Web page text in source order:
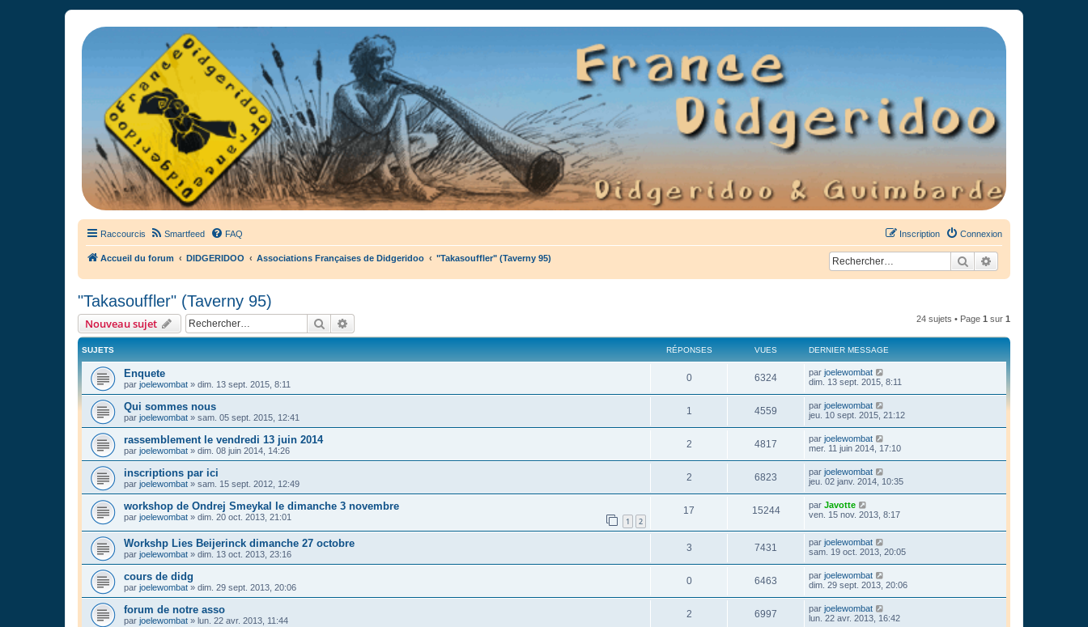
France Didgeridoo
Didgeridoo et Guimbarde sur France Didgeridoo - retrouvez la communauté.
Raccourcis Smartfeed FAQ Connexion
Inscription
Accueil du forum DIDGERIDOO Associations Françaises de Didgeridoo "Takasouffler" (Taverny 95) Rechercher
"Takasouffler" (Taverny 95)
Nouveau sujet Rechercher 24 sujets • Page 1 sur 1
SUJETS RÉPONSES VUES DERNIER MESSAGE
Enquete
par joelewombat » dim. 13 sept. 2015, 8:11
0 6324 par joelewombat
dim. 13 sept. 2015, 8:11
Qui sommes nous
par joelewombat » sam. 05 sept. 2015, 12:41
1 4559 par joelewombat
jeu. 10 sept. 2015, 21:12
rassemblement le vendredi 13 juin 2014
par joelewombat » dim. 08 juin 2014, 14:26
2 4817 par joelewombat
mer. 11 juin 2014, 17:10
inscriptions par ici
par joelewombat » sam. 15 sept. 2012, 12:49
2 6823 par joelewombat
jeu. 02 janv. 2014, 10:35
workshop de Ondrej Smeykal le dimanche 3 novembre
par joelewombat » dim. 20 oct. 2013, 21:01 1 2
17 15244 par Javotte
ven. 15 nov. 2013, 8:17
Workshp Lies Beijerinck dimanche 27 octobre
par joelewombat » dim. 13 oct. 2013, 23:16
3 7431 par joelewombat
sam. 19 oct. 2013, 20:05
cours de didg
par joelewombat » dim. 29 sept. 2013, 20:06
0 6463 par joelewombat
dim. 29 sept. 2013, 20:06
forum de notre asso
par joelewombat » lun. 22 avr. 2013, 11:44
2 6997 par joelewombat
lun. 22 avr. 2013, 16:42